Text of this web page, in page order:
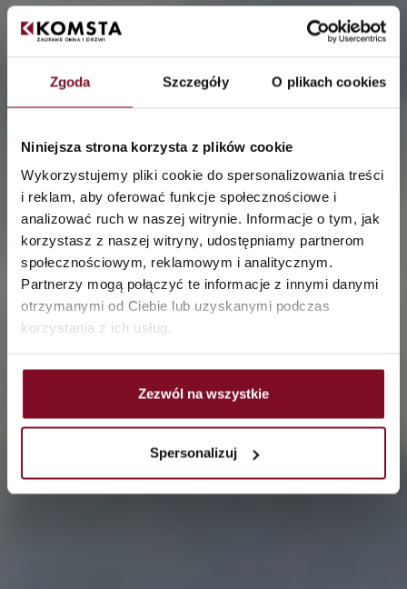
Zgoda Szczegóły O plikach cookies
Niniejsza strona korzysta z plików cookie
Wykorzystujemy pliki cookie do spersonalizowania treści
i reklam, aby oferować funkcje społecznościowe i
analizować ruch w naszej witrynie. Informacje o tym, jak
korzystasz z naszej witryny, udostępniamy partnerom
społecznościowym, reklamowym i analitycznym.
Partnerzy mogą połączyć te informacje z innymi danymi
otrzymanymi od Ciebie lub uzyskanymi podczas
korzystania z ich usług.
Zezwól na wszystkie
Spersonalizuj
Warm installation of
windows — what is it and
why is it worth deciding
on it?